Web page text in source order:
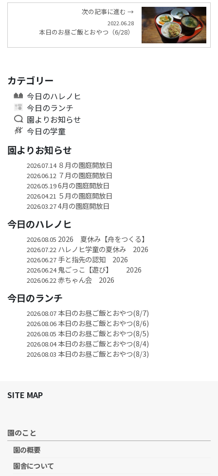
次の記事に進む →
2022.06.28
本日のお昼ご飯とおやつ（6/28）
カテゴリー
今日のハレノヒ
今日のランチ
園よりお知らせ
今日の学童
園よりお知らせ
2026.07.14８月の園庭開放日
2026.06.12 ７月の園庭開放日
2026.05.196月の園庭開放日
2026.04.21 ５月の園庭開放日
2026.03.274月の園庭開放日
今日のハレノヒ
2026.08.05 2026 夏休み【舟をつくる】
2026.07.22 ハレノヒ学童の夏休み 2026
2026.06.27手と指先の認知 2026
2026.06.24鬼ごっこ【遊び】 2026
2026.06.22赤ちゃん会 2026
今日のランチ
2026.08.07本日のお昼ご飯とおやつ(8/7)
2026.08.06本日のお昼ご飯とおやつ(8/6)
2026.08.05 本日のお昼ご飯とおやつ(8/5)
2026.08.04本日のお昼ご飯とおやつ(8/4)
2026.08.03 本日のお昼ご飯とおやつ(8/3)
SITE MAP
園のこと
園の概要
園舎について